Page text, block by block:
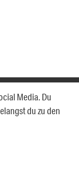
Media. Du
du zu den